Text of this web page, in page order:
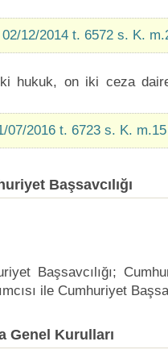
12/2014 t. 6572 s. K.
hukuk, on iki ceza
07/2016 t. 6723 s. K. m.15
Başsavcılığı
Başsavcılığı;
ile Cumhuriyet
Genel Kurulları